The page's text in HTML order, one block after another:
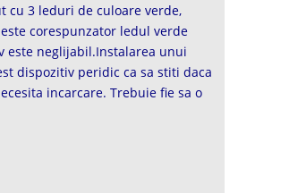
cu 3 leduri de culoare verde,
corespunzator ledul verde
este neglijabil.Instalarea unui
dispozitiv peridic ca sa stiti daca
incarcare. Trebuie fie sa o